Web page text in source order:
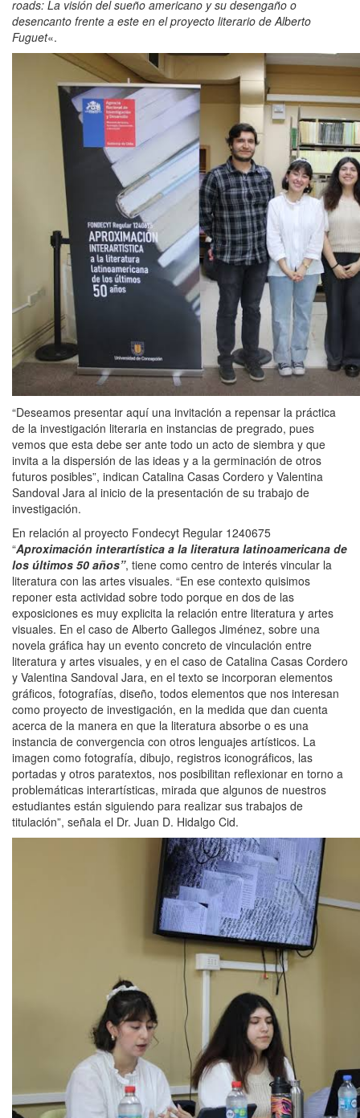
roads: La visión del sueño americano y su desengaño o
desencanto frente a este en el proyecto literario de Alberto
Fuguet«.
“Deseamos presentar aquí una invitación a repensar la práctica
de la investigación literaria en instancias de pregrado, pues
vemos que esta debe ser ante todo un acto de siembra y que
invita a la dispersión de las ideas y a la germinación de otros
futuros posibles”, indican Catalina Casas Cordero y Valentina
Sandoval Jara al inicio de la presentación de su trabajo de
investigación.
En relación al proyecto Fondecyt Regular 1240675
“Aproximación interartística a la literatura latinoamericana de
los últimos 50 años”, tiene como centro de interés vincular la
literatura con las artes visuales. “En ese contexto quisimos
reponer esta actividad sobre todo porque en dos de las
exposiciones es muy explicita la relación entre literatura y artes
visuales. En el caso de Alberto Gallegos Jiménez, sobre una
novela gráfica hay un evento concreto de vinculación entre
literatura y artes visuales, y en el caso de Catalina Casas Cordero
y Valentina Sandoval Jara, en el texto se incorporan elementos
gráficos, fotografías, diseño, todos elementos que nos interesan
como proyecto de investigación, en la medida que dan cuenta
acerca de la manera en que la literatura absorbe o es una
instancia de convergencia con otros lenguajes artísticos. La
imagen como fotografía, dibujo, registros iconográficos, las
portadas y otros paratextos, nos posibilitan reflexionar en torno a
problemáticas interartísticas, mirada que algunos de nuestros
estudiantes están siguiendo para realizar sus trabajos de
titulación”, señala el Dr. Juan D. Hidalgo Cid.